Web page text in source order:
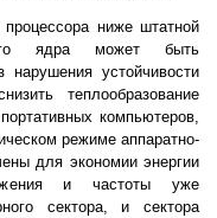
процессора ниже штатной
ядра может быть
устойчивости
теплообразование
компьютеров,
режиме аппаратно-
для экономии энергии
и частоты уже
сектора, и сектора